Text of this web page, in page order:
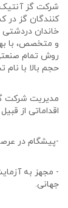
شرکت گز آنتیک
خاندان
و متخصص، با
روش تمام
حجم بالا با نام
مدیریت شرکت
اقداماتی از
-پیشگام در
- مجهز به
جهانی.